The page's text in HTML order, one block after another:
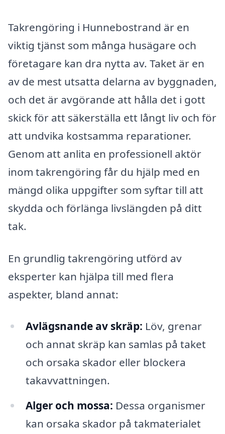
Takrengöring i Hunnebostrand är en
viktig tjänst som många husägare och
företagare kan dra nytta av. Taket är en
av de mest utsatta delarna av byggnaden,
och det är avgörande att hålla det i gott
skick för att säkerställa ett långt liv och för
att undvika kostsamma reparationer.
Genom att anlita en professionell aktör
inom takrengöring får du hjälp med en
mängd olika uppgifter som syftar till att
skydda och förlänga livslängden på ditt
tak.
En grundlig takrengöring utförd av
eksperter kan hjälpa till med flera
aspekter, bland annat:
Avlägsnande av skräp: Löv, grenar
och annat skräp kan samlas på taket
och orsaka skador eller blockera
takavvattningen.
Alger och mossa: Dessa organismer
kan orsaka skador på takmaterialet